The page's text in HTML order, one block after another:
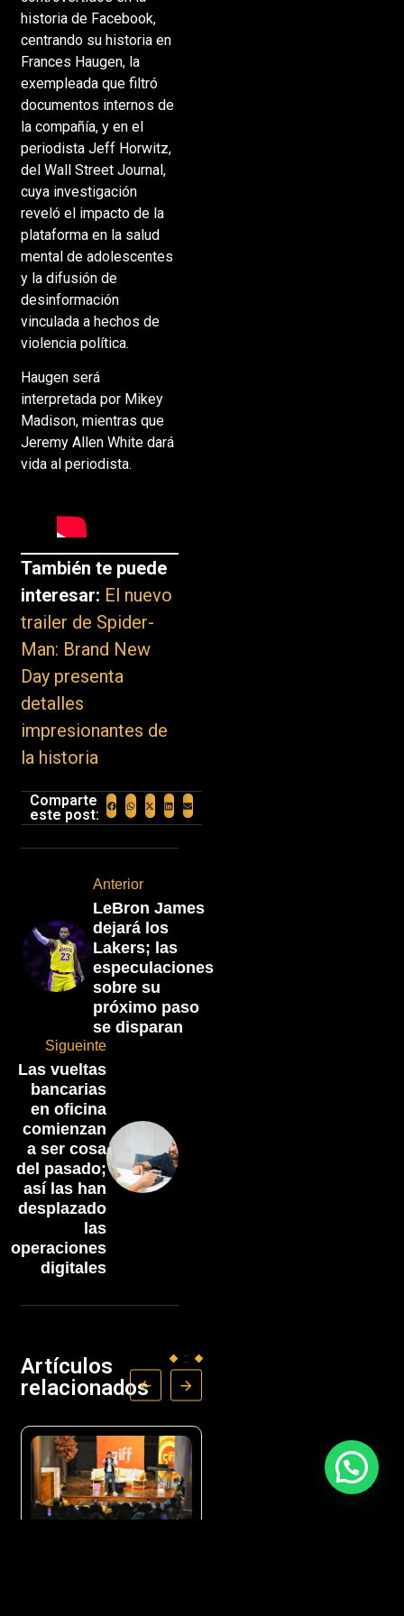
historia de Facebook,
centrando su historia en
Frances Haugen, la
exempleada que filtró
documentos internos de
la compañía, y en el
periodista Jeff Horwitz,
del Wall Street Journal,
cuya investigación
reveló el impacto de la
plataforma en la salud
mental de adolescentes
y la difusión de
desinformación
vinculada a hechos de
violencia política.
Haugen será
interpretada por Mikey
Madison, mientras que
Jeremy Allen White dará
vida al periodista.
También te puede
interesar: El nuevo
trailer de Spider-
Man: Brand New
Day presenta
detalles
impresionantes de
la historia
Comparte
este post:
Anterior
LeBron James
dejará los
Lakers; las
especulaciones
sobre su
próximo paso
se disparan
Sigueinte
Las vueltas
bancarias
en oficina
comienzan
a ser cosa
del pasado;
así las han
desplazado
las
operaciones
digitales
Artículos
relacionados